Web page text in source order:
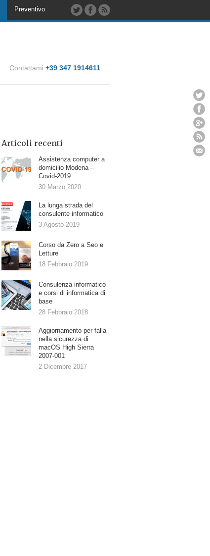
Preventivo
Contattami +39 347 1914611
Articoli recenti
Assistenza computer a
domicilio Modena –
Covid-2019
30 Marzo 2020
La lunga strada del
consulente informatico
3 Agosto 2019
Corso da Zero a Seo e
Letture
18 Febbraio 2019
Consulenza informatico
e corsi di informatica di
base
28 Febbraio 2018
Aggiornamento per falla
nella sicurezza di
macOS High Sierra
2007-001
2 Dicembre 2017